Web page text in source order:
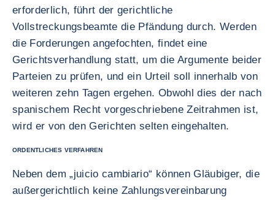
erforderlich, führt der gerichtliche
Vollstreckungsbeamte die Pfändung durch. Werden
die Forderungen angefochten, findet eine
Gerichtsverhandlung statt, um die Argumente beider
Parteien zu prüfen, und ein Urteil soll innerhalb von
weiteren zehn Tagen ergehen. Obwohl dies der nach
spanischem Recht vorgeschriebene Zeitrahmen ist,
wird er von den Gerichten selten eingehalten.
ORDENTLICHES VERFAHREN
Neben dem „juicio cambiario“ können Gläubiger, die
außergerichtlich keine Zahlungsvereinbarung